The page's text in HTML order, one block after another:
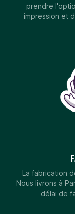
prendre
impression et
La fabrication
Nous livrons à
délai de